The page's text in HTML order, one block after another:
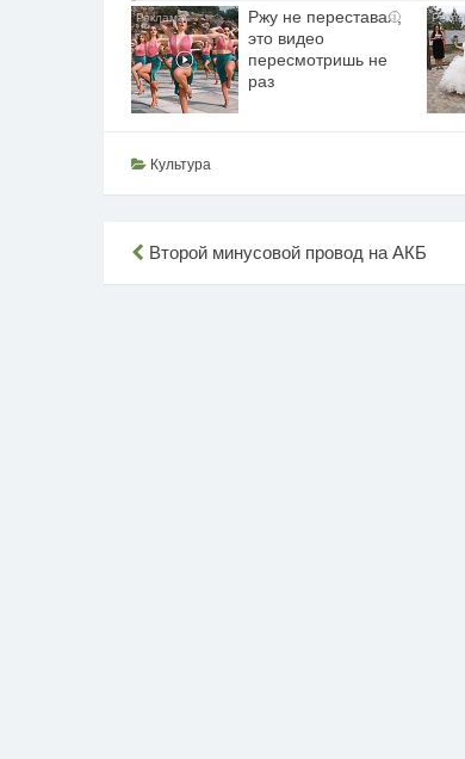
i
Ржу не переставая,
это видео
пересмотришь не
раз
Культура
Навигация
по
Второй минусовой провод на АКБ